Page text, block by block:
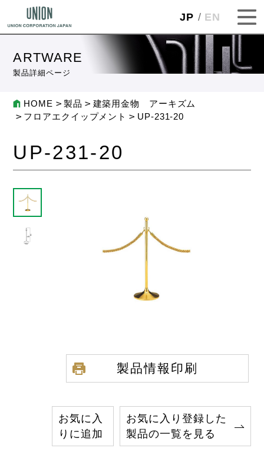
JP EN
ARTWARE
製品詳細ページ
HOME 製品
建築用金物 アーキズム
フロアエクイップメント
UP-231-20
UP-231-20
製品情報印刷
お気に入
りに追加
お気に入り登録した
製品の一覧を見る